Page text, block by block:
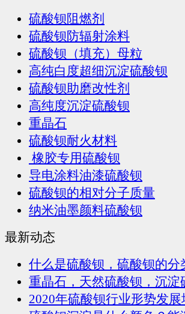
硫酸钡阻燃剂
硫酸钡防辐射涂料
硫酸钡（填充）母粒
高纯白度超细沉淀硫酸钡
硫酸钡助磨改性剂
高纯度沉淀硫酸钡
重晶石
硫酸钡耐火材料
橡胶专用硫酸钡
导电涂料油漆硫酸钡
硫酸钡的相对分子质量
纳米油墨颜料硫酸钡
最新动态
什么是硫酸钡，硫酸钡的分
重晶石，天然硫酸钡，沉
2020年硫酸钡行业形势发